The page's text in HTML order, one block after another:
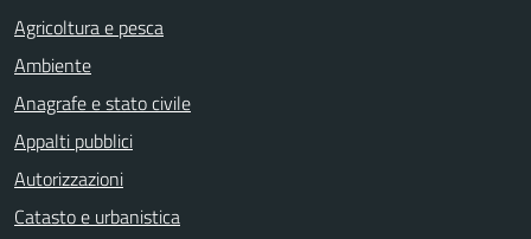
Agricoltura e pesca
Ambiente
Anagrafe e stato civile
Appalti pubblici
Autorizzazioni
Catasto e urbanistica